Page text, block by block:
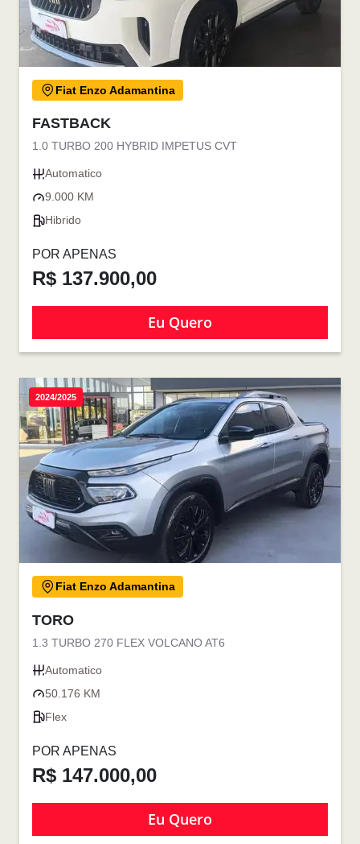
Fiat Enzo Adamantina
FASTBACK
1.0 TURBO 200 HYBRID IMPETUS CVT
Automatico
9.000 KM
Hibrido
POR APENAS
R$ 137.900,00
Eu Quero
2024/2025
Fiat Enzo Adamantina
TORO
1.3 TURBO 270 FLEX VOLCANO AT6
Automatico
50.176 KM
Flex
POR APENAS
R$ 147.000,00
Eu Quero